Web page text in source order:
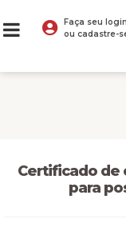
Faça seu login
ou cadastre-
Certificado de
para